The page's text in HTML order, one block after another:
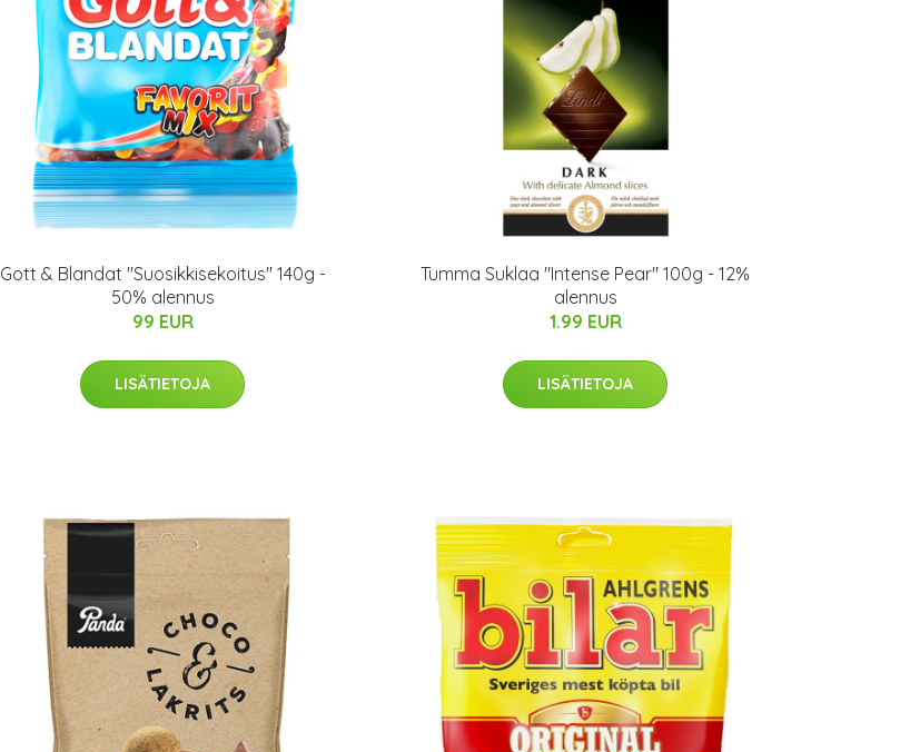
Gott & Blandat "Suosikkisekoitus" 140g -
50% alennus
99 EUR
LISÄTIETOJA
Tumma Suklaa "Intense Pear" 100g - 12%
alennus
1.99 EUR
LISÄTIETOJA